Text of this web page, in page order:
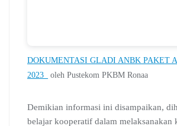
DOKUMENTASI GLADI ANBK PAKET
2023_
oleh Pustekom PKBM Ronaa
Demikian informasi ini disampaikan,
belajar kooperatif dalam melaksanakan